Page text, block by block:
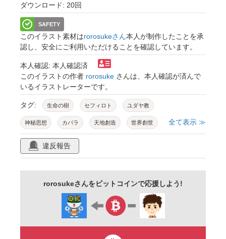
ダウンロード: 20回
SAFETY
このイラスト素材はrorosukeさん本人が制作したことを承
認し、安全にご利用いただけることを確認しています。
本人確認: 本人確認済
このイラストの作者 rorosuke さんは、本人確認が済んで
いるイラストレーターです。
タグ: 生命の樹 セフィロト ユダヤ教
神秘思想 カバラ 天地創造 世界創世
王冠 理解 峻厳
美 栄光 勝利 基礎 王国
マルクト 図式
全て表示 ≫
違反報告
rorosukeさんをビットコインで応援しよう!